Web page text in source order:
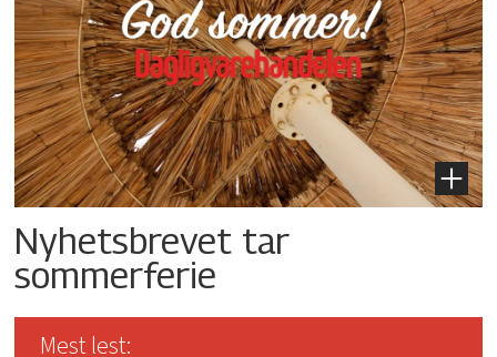
Nyhetsbrevet tar
sommerferie
Mest lest: